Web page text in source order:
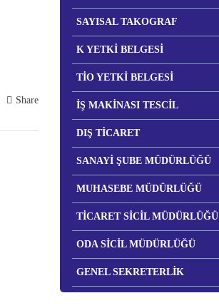
Share
SAYISAL TAKOGRAF
K YETKİ BELGESİ
TİO YETKİ BELGESİ
İŞ MAKİNASI TESCİL
DIŞ TİCARET
SANAYİ ŞUBE MÜDÜRLÜĞÜ
MUHASEBE MÜDÜRLÜĞÜ
TİCARET SİCİL MÜDÜRLÜĞÜ
ODA SİCİL MÜDÜRLÜĞÜ
GENEL SEKRETERLİK